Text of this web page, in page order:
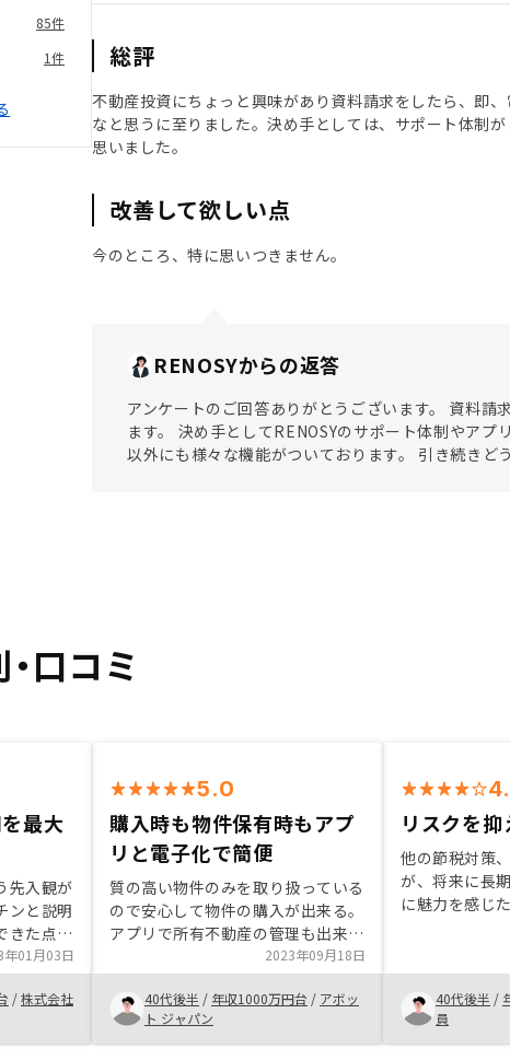
85件
1件 総評
不動産投資にちょっと興味があり資料請求をしたら、即
なと思うに至りました。決め手としては、サポート体制
思いました。
改善して欲しい点
今のところ、特に思いつきません。
RENOSYからの返答
アンケートのご回答ありがとうございます。 資料
ます。 決め手としてRENOSYのサポート体制やア
以外にも様々な機能がついております。 引き続きど
口コミ
最大
先入観が
ンと説明
きた点が
価格は市
ネオやワ
ットで契
格に乗
ほしい
年01月03日
/株式会社
5.0
購入時も物件保有時もアプ
リと電子化で簡便
質の高い物件のみを取り扱っている
ので安心して物件の購入が出来る。
アプリで所有不動産の管理も出来、
購入時もほとんど電子化されていて
手続き管理が圧倒的に簡便。やはり
良い物件が購入できなけば不動産投
資は成功しないのでRENOSYでの不
動産投資は他の会社に比べてお勧め
2023年09月18日
40代後半 / 年収1000万円台 / アボッ
ト ジャパン
リスクを抑
他の節税対策
が、将来に長
に魅力を感じ
最小限に抑え
ており、不安
た。 高額な
うので、リス
安心になる。
40代後半 /
員